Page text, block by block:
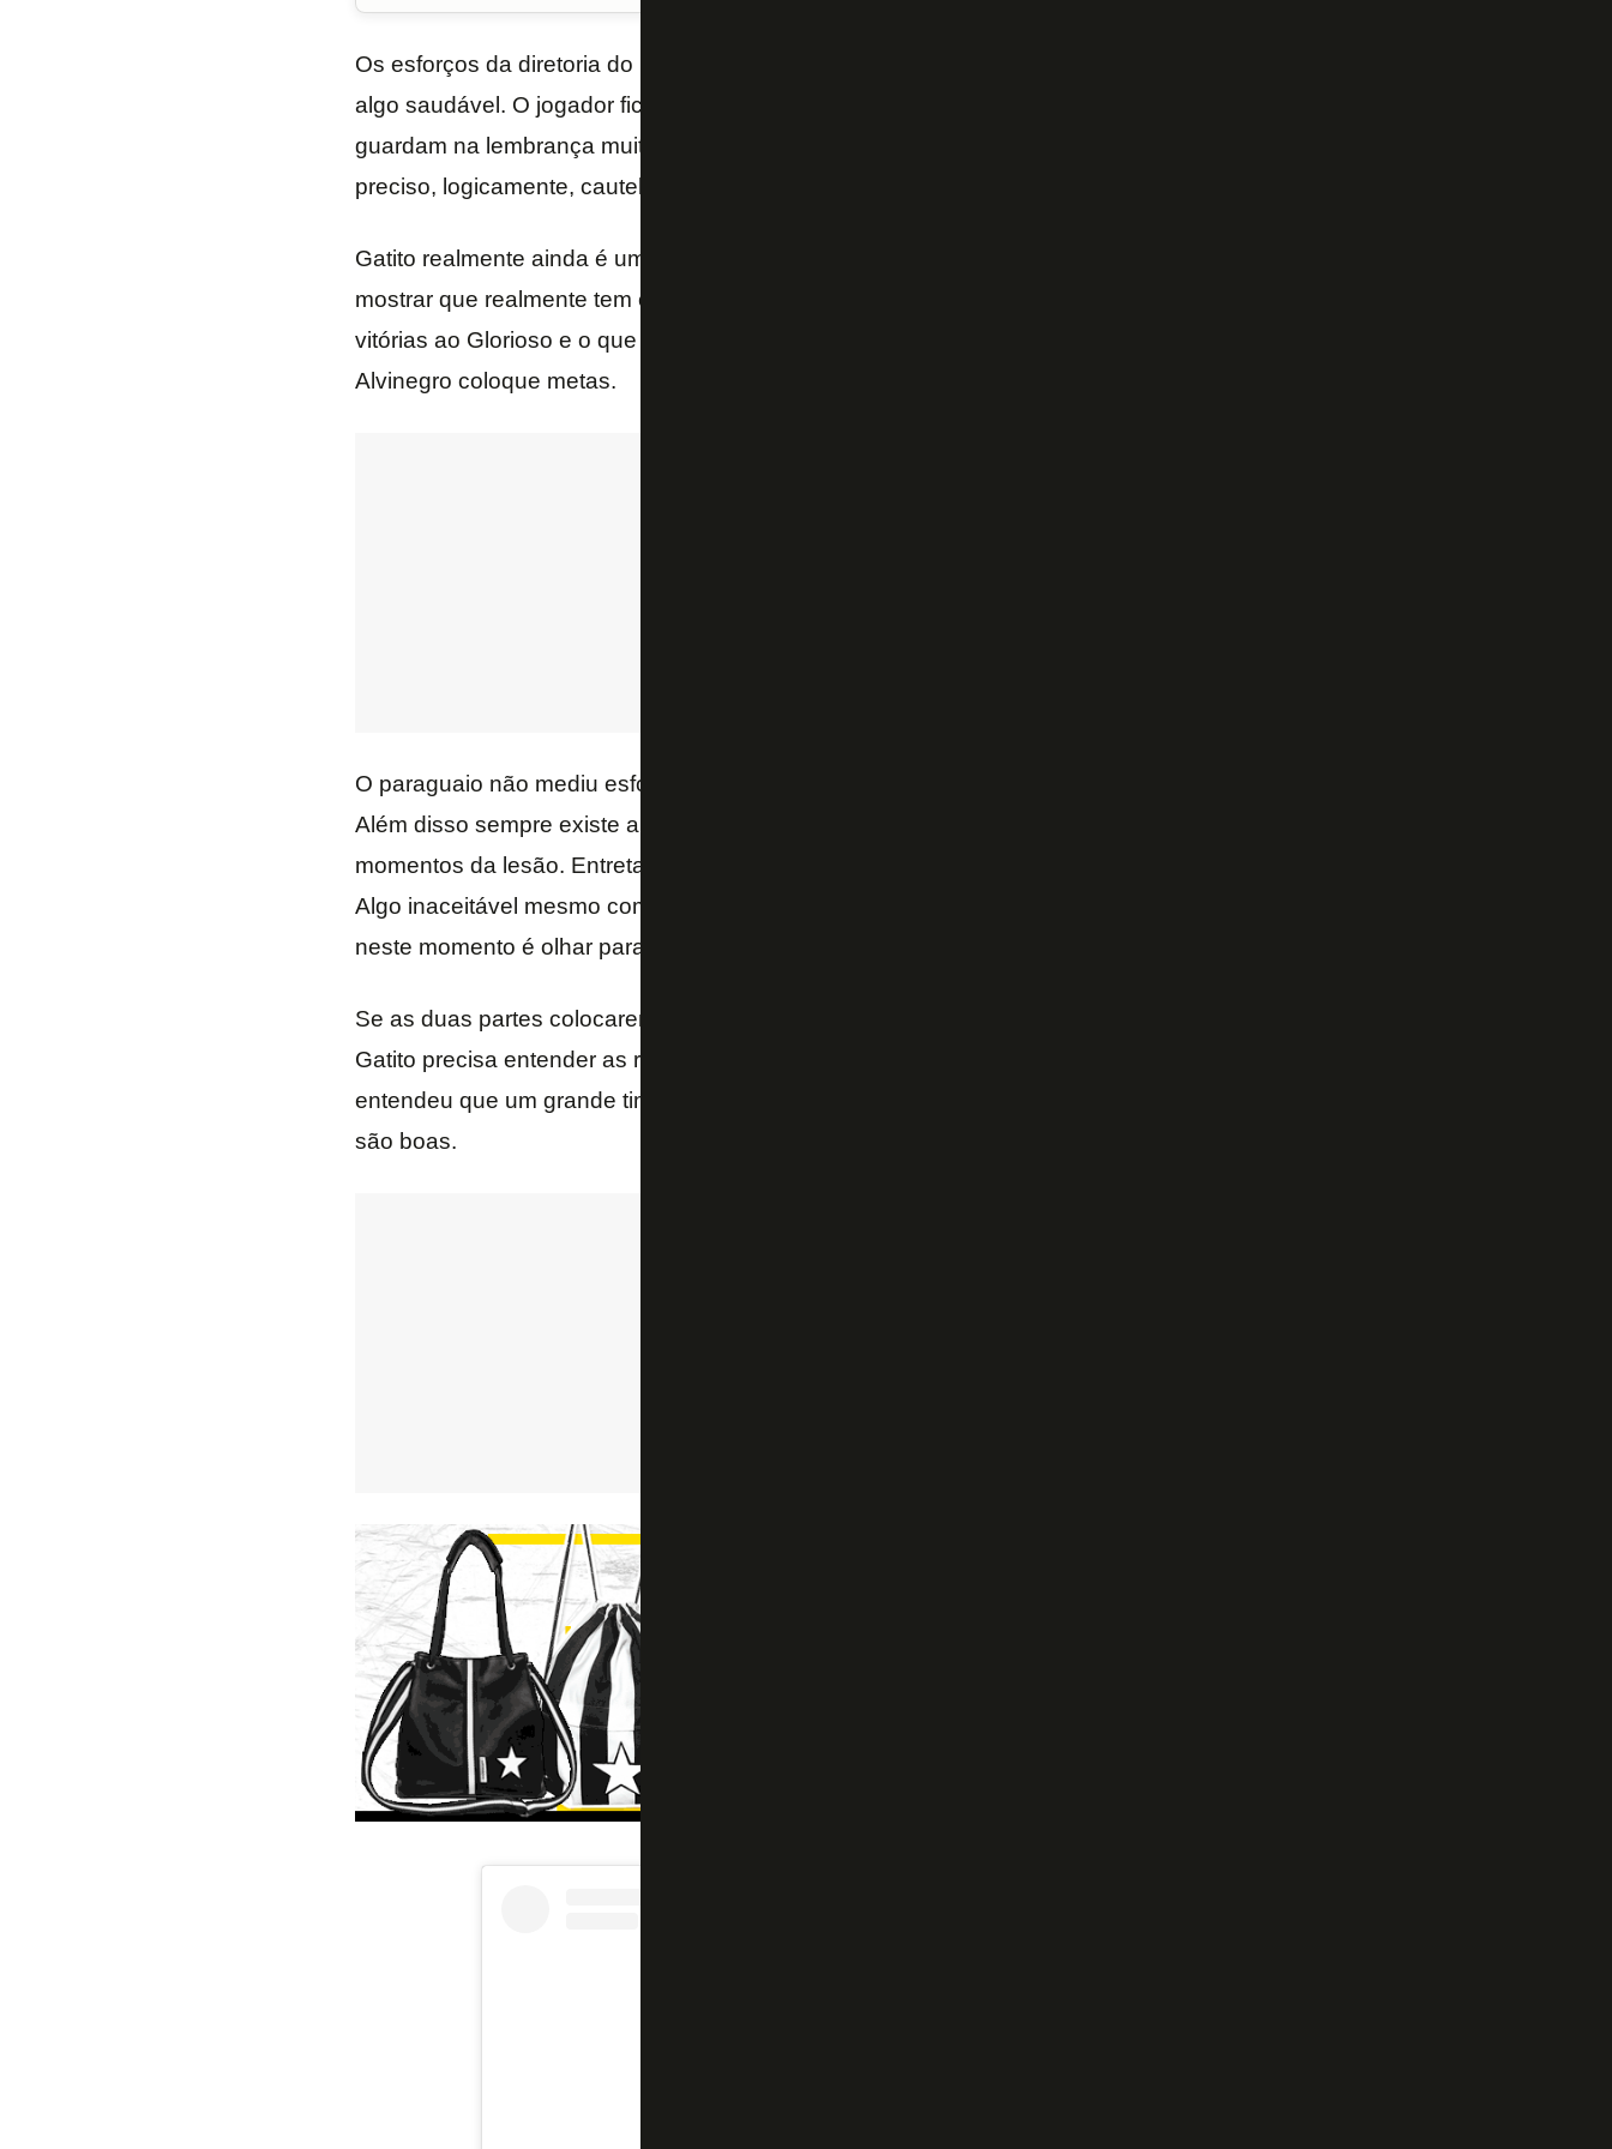
Os esforços da diretoria do
algo saudável. O jogador ficou fora da temporada. Mas com certeza os torcedores
guardam na lembrança muito mais boas atuações do que fracassos. Entretanto, é
preciso, logicamente, cautela e bom senso nesta negociação.
Gatito realmente ainda é uma incógnita em termos de sequência na carreira. Precisa
mostrar que realmente tem condições de voltar a ser o jogador que deu importantes
vitórias ao Glorioso e o que o fez ser titular da seleção do Paraguai. Assim é justo que o
Alvinegro coloque metas.
O paraguaio não mediu esforços para retornar segundo informações do próprio clube.
Além disso sempre existe a dúvida de que teve o melhor tratamento em alguns
momentos da lesão. Entretanto cometeu erros graves, como quando chutou o
Algo inaceitável mesmo com o time sofrendo com erros dos árbitros. Mas o que importa
neste momento é olhar para o futuro.
Se as duas partes colocarem o bom senso em cima da mesa vão conseguir negociar.
Gatito precisa entender as razões do clube em exigir metas. O Botafogo, pelo visto, já
entendeu que um grande time começa com um grande goleiro. Assim as perspectivas
são boas.